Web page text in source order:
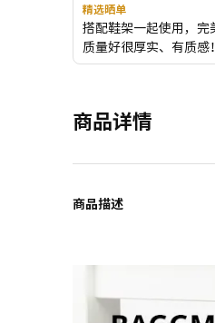
精选晒单
搭配鞋架一起使用，完
质量好很厚实、有质感！
商品详情
商品描述